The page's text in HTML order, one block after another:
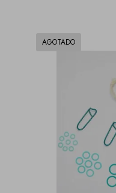
AGOTADO